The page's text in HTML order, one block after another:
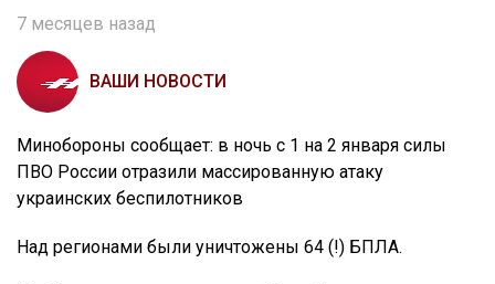
7 месяцев назад
ВАШИ НОВОСТИ
Минобороны сообщает: в ночь с 1 на 2 января силы
ПВО России отразили массированную атаку
украинских беспилотников
Над регионами были уничтожены 64 (!) БПЛА.